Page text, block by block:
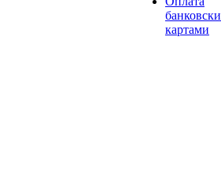
картами